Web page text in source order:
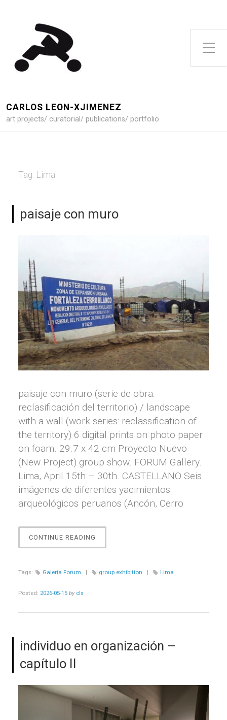
Toggle Side Menu
CARLOS LEON-XJIMENEZ
art projects/ curatorial/ publications/ portfolio
Tag: Lima
paisaje con muro
paisaje con muro (serie de obra:
reclasificación del territorio) / landscape
with a wall (work series: reclassification of
the territory) 6 digital prints on photo paper
on foam. 29.7 x 42 cm Proyecto Nuevo
(New Project) group show. FORUM Gallery.
Lima, April 15th – 30th. CASTELLANO Seis
imágenes de diferentes yacimientos
arqueológicos peruanos (Ancón, Cerro
CONTINUE READING
CON
Tags: Galería Forum | group exhibition | Lima
Posted: 2026-05-15 by clx
individuo en organización –
capítulo II